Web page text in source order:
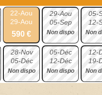
22-Aou
29-Aou
590 €
29-Aou
05-Sep
Non dispo
05-
12-
Non
28-Nov
05-Déc
Non dispo
05-Déc
12-Déc
Non dispo
12-
19-
Non